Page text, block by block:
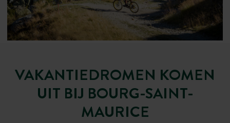
VAKANTIEDROMEN KOMEN
UIT BIJ BOURG-SAINT-
MAURICE